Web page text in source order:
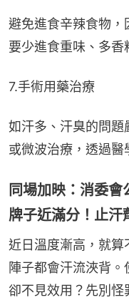
避免進食辛辣食物
要少進食重味、多香
7.手術用藥治療
如汗多、汗臭的問題
或微波治療，透過醫
同場加映：消委
牌子近滿分！止汗
近日溫度漸高，就
陣子都會汗流浹背
卻不見效用？先別怪